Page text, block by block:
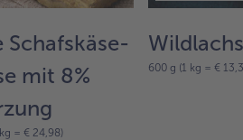
Schafskäse-
mit 8%
= € 24,98)
600 g (1 kg = €